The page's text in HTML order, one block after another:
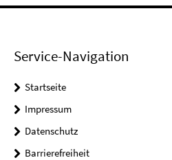
Service-Navigation
Startseite
Impressum
Datenschutz
Barrierefreiheit